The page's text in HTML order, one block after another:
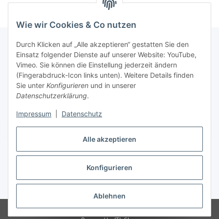
Alle akzeptieren
Konfigurieren
Ablehnen
Wie wir Cookies & Co nutzen
Durch Klicken auf „Alle akzeptieren“ gestatten Sie den
Einsatz folgender Dienste auf unserer Website: YouTube,
Vimeo. Sie können die Einstellung jederzeit ändern
(Fingerabdruck-Icon links unten). Weitere Details finden
Sie unter Konfigurieren und in unserer
Datenschutzerklärung.
Impressum Datenschutz
Informationen
Gesetzliche Informationen
Vertrag widerrufen
* Alle Preise inkl. gesetzlicher USt., zzgl.Versand
© HS Baustoffe Atlas Produkte